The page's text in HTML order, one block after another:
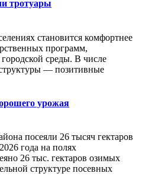
тротуары
становится комфортнее
программ,
среды. В числе
— позитивные
урожая
посеяли 26 тысяч гектаров
года на полях
26 тыс. гектаров озимых
структуре посевных